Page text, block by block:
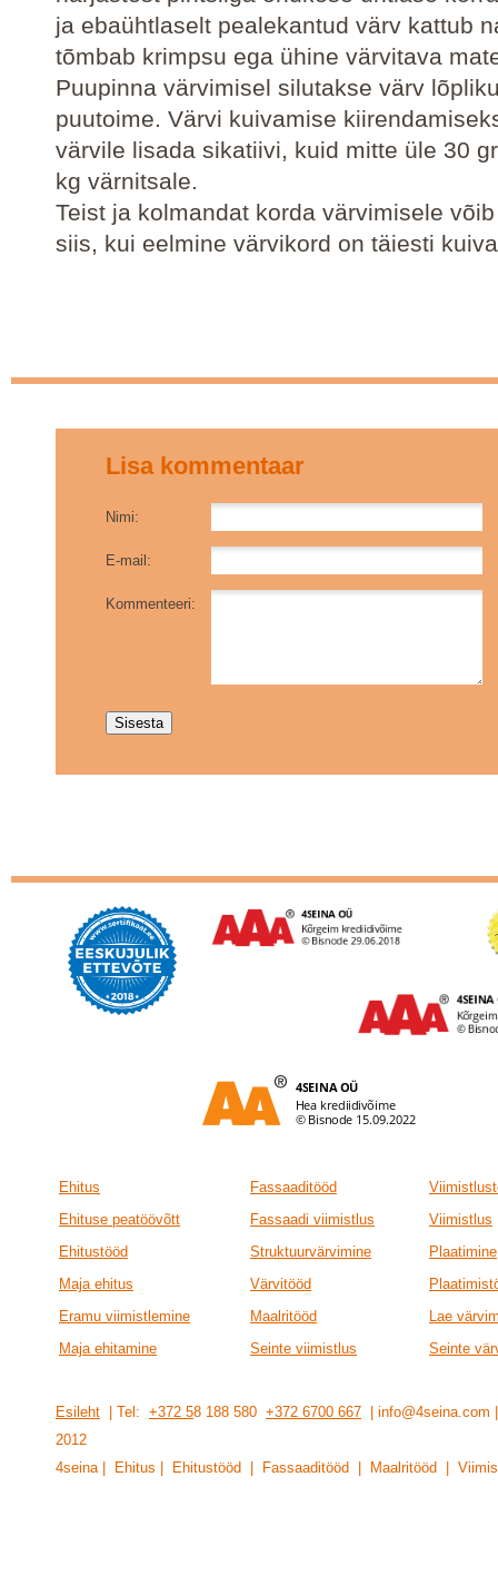
ja ebaühtlaselt pealekantud värv kattub
tõmbab krimpsu ega ühine värvitava
Puupinna värvimisel silutakse värv
puutoime. Värvi kuivamise
värvile lisada sikatiivi, kuid mitte üle 30
kg värnitsale.
Teist ja kolmandat korda värvimisele
siis, kui eelmine värvikord on täiesti
Lisa kommentaar
Nimi:
E-mail:
Kommenteeri:
Ehitus Fassaaditööd
Ehituse peatöövõtt
Fassaadi viimistlus
Viimistlus
Ehitustööd
Struktuurvärvimine
Plaatimine
Maja ehitus
Värvitööd
Eramu viimistlemine
Maalritööd
Lae
Maja ehitamine
Seinte viimistlus Seinte
Esileht | Tel: +372 58 188 580 +372 6700 667 |
201 2
4seina | Ehitus | Ehitustööd | Fassaaditööd | Maalritööd |